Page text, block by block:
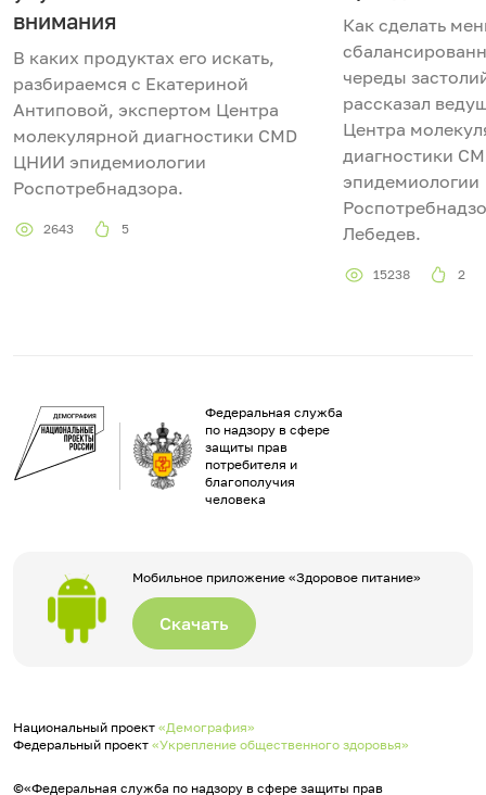
внимания
В каких продуктах его искать,
разбираемся с Екатериной
Антиповой, экспертом Центра
молекулярной диагностики CMD
ЦНИИ эпидемиологии
Роспотребнадзора.
2643 5
Как сделать
череды
рассказал
Центра
диагностики
эпидемиологии
Лебедев.
15238 2
Федеральная служба
по надзору в сфере
защиты прав
потребителя и
благополучия
человека
Мобильное приложение «Здоровое питание»
Скачать
Национальный проект «Демография»
Федеральный проект «Укрепление общественного здоровья»
©«Федеральная служба по надзору в сфере защиты прав